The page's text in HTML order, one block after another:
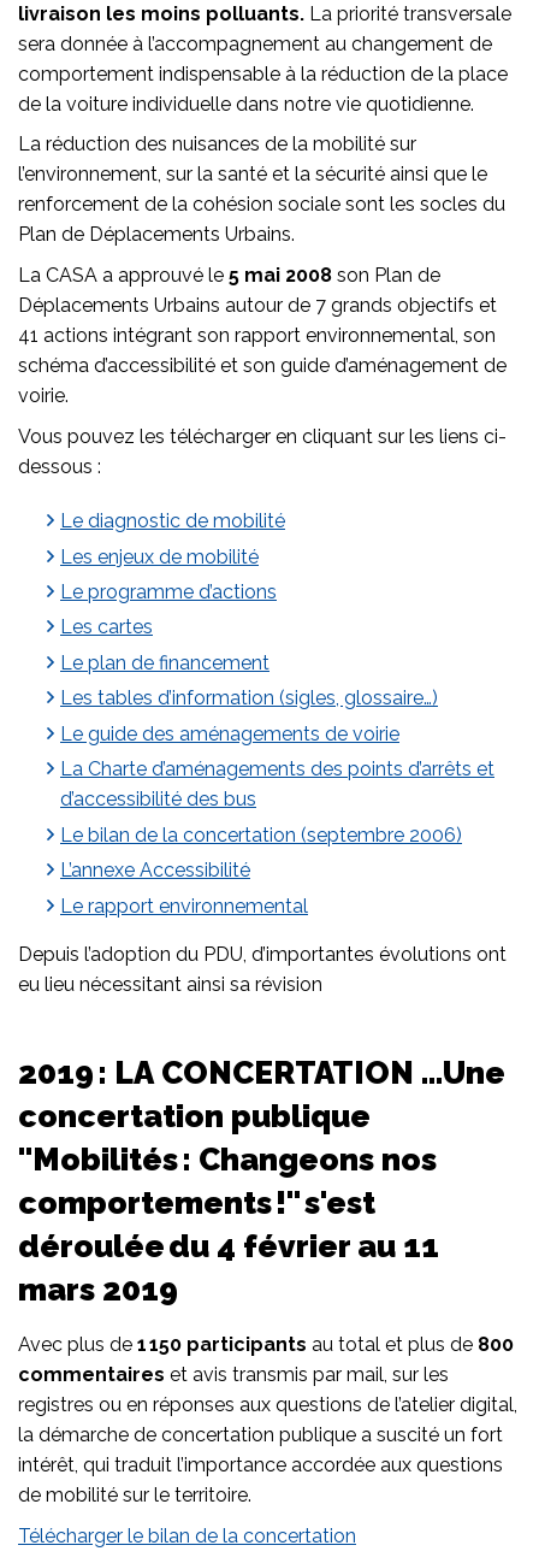
livraison les moins polluants. La priorité transversale
sera donnée à l’accompagnement au changement de
comportement indispensable à la réduction de la place
de la voiture individuelle dans notre vie quotidienne.
La réduction des nuisances de la mobilité sur
l’environnement, sur la santé et la sécurité ainsi que le
renforcement de la cohésion sociale sont les socles du
Plan de Déplacements Urbains.
La CASA a approuvé le 5 mai 2008 son Plan de
Déplacements Urbains autour de 7 grands objectifs et
41 actions intégrant son rapport environnemental, son
schéma d’accessibilité et son guide d’aménagement de
voirie.
Vous pouvez les télécharger en cliquant sur les liens ci-
dessous :
Le diagnostic de mobilité
Les enjeux de mobilité
Le programme d’actions
Les cartes
Le plan de financement
Les tables d’information (sigles, glossaire…)
Le guide des aménagements de voirie
La Charte d’aménagements des points d’arrêts et
d’accessibilité des bus
Le bilan de la concertation (septembre 2006)
L’annexe Accessibilité
Le rapport environnemental
Depuis l’adoption du PDU, d’importantes évolutions ont
eu lieu nécessitant ainsi sa révision
2019 : LA CONCERTATION …Une
concertation publique
"Mobilités : Changeons nos
comportements !" s'est
déroulée du 4 février au 11
mars 2019
Avec plus de 1 150 participants au total et plus de 800
commentaires et avis transmis par mail, sur les
registres ou en réponses aux questions de l’atelier digital,
la démarche de concertation publique a suscité un fort
intérêt, qui traduit l’importance accordée aux questions
de mobilité sur le territoire.
Télécharger le bilan de la concertation